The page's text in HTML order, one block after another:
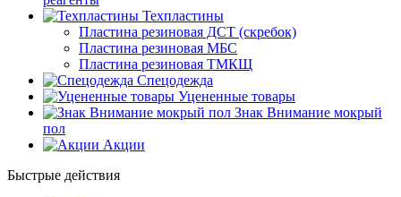
Техпластины
Пластина резиновая ДСТ (скребок)
Пластина резиновая МБС
Пластина резиновая ТМКЩ
Спецодежда
Уцененные товары
Знак Внимание мокрый
пол
Акции
Быстрые действия